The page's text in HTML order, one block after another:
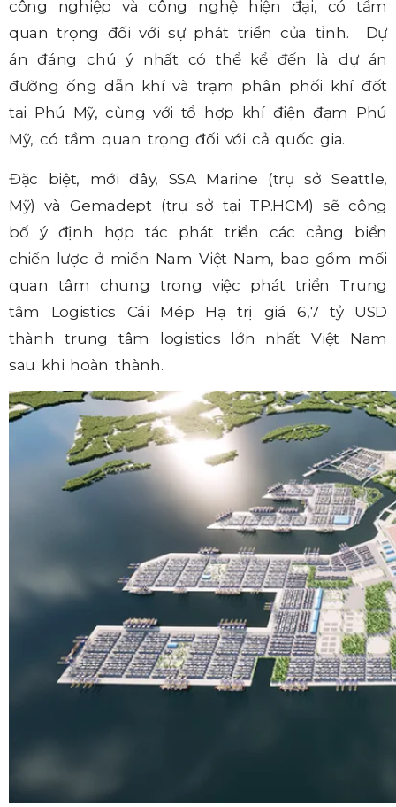
công nghiệp và công nghệ hiện đại, có tầm
quan trọng đối với sự phát triển của tỉnh. Dự
án đáng chú ý nhất có thể kể đến là dự án
đường ống dẫn khí và trạm phân phối khí đốt
tại Phú Mỹ, cùng với tổ hợp khí điện đạm Phú
Mỹ, có tầm quan trọng đối với cả quốc gia.
Đặc biệt, mới đây, SSA Marine (trụ sở Seattle,
Mỹ) và Gemadept (trụ sở tại TP.HCM) sẽ công
bố ý định hợp tác phát triển các cảng biển
chiến lược ở miền Nam Việt Nam, bao gồm mối
quan tâm chung trong việc phát triển Trung
tâm Logistics Cái Mép Hạ trị giá 6,7 tỷ USD
thành trung tâm logistics lớn nhất Việt Nam
sau khi hoàn thành.